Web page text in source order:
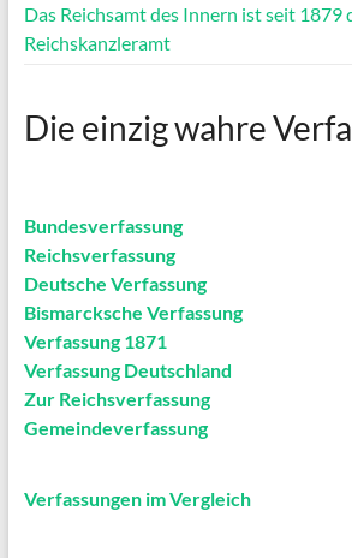
Das Reichsamt des Innern ist seit 1879
Reichskanzleramt
Die einzig wahre
Bundesverfassung
Reichsverfassung
Deutsche Verfassung
Bismarcksche Verfassung
Verfassung 1871
Verfassung Deutschland
Zur Reichsverfassung
Gemeindeverfassung
Verfassungen im Vergleich